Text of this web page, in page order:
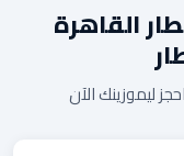
القاهرة
ليموزينك الآن